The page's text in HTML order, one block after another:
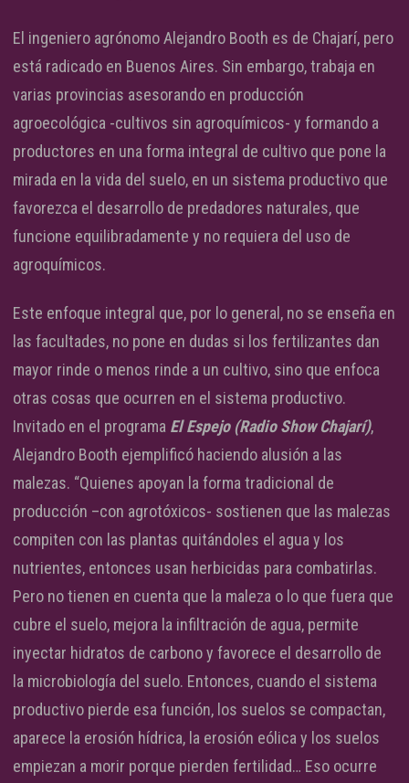
El ingeniero agrónomo Alejandro Booth es de Chajarí, pero
está radicado en Buenos Aires. Sin embargo, trabaja en
varias provincias asesorando en producción
agroecológica -cultivos sin agroquímicos- y formando a
productores en una forma integral de cultivo que pone la
mirada en la vida del suelo, en un sistema productivo que
favorezca el desarrollo de predadores naturales, que
funcione equilibradamente y no requiera del uso de
agroquímicos.
Este enfoque integral que, por lo general, no se enseña en
las facultades, no pone en dudas si los fertilizantes dan
mayor rinde o menos rinde a un cultivo, sino que enfoca
otras cosas que ocurren en el sistema productivo.
Invitado en el programa El Espejo (Radio Show Chajarí),
Alejandro Booth ejemplificó haciendo alusión a las
malezas. “Quienes apoyan la forma tradicional de
producción –con agrotóxicos- sostienen que las malezas
compiten con las plantas quitándoles el agua y los
nutrientes, entonces usan herbicidas para combatirlas.
Pero no tienen en cuenta que la maleza o lo que fuera que
cubre el suelo, mejora la infiltración de agua, permite
inyectar hidratos de carbono y favorece el desarrollo de
la microbiología del suelo. Entonces, cuando el sistema
productivo pierde esa función, los suelos se compactan,
aparece la erosión hídrica, la erosión eólica y los suelos
empiezan a morir porque pierden fertilidad… Eso ocurre